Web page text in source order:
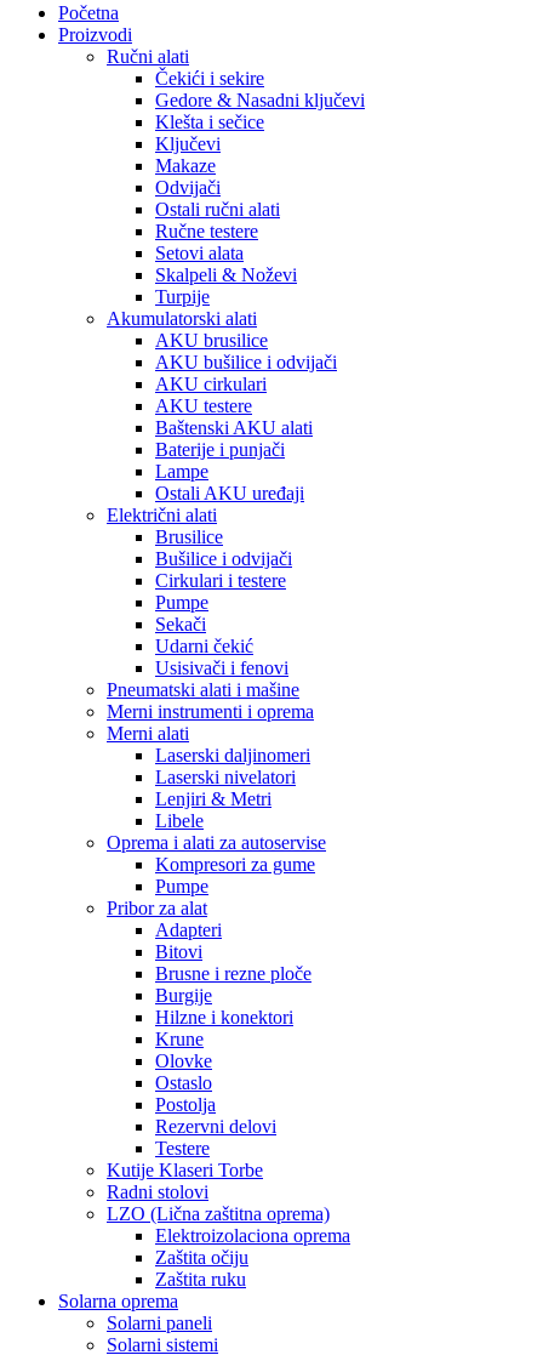
Početna
Proizvodi
Ručni alati
Čekići i sekire
Gedore & Nasadni ključevi
Klešta i sečice
Ključevi
Makaze
Odvijači
Ostali ručni alati
Ručne testere
Setovi alata
Skalpeli & Noževi
Turpije
Akumulatorski alati
AKU brusilice
AKU bušilice i odvijači
AKU cirkulari
AKU testere
Baštenski AKU alati
Baterije i punjači
Lampe
Ostali AKU uređaji
Električni alati
Brusilice
Bušilice i odvijači
Cirkulari i testere
Pumpe
Sekači
Udarni čekić
Usisivači i fenovi
Pneumatski alati i mašine
Merni instrumenti i oprema
Merni alati
Laserski daljinomeri
Laserski nivelatori
Lenjiri & Metri
Libele
Oprema i alati za autoservise
Kompresori za gume
Pumpe
Pribor za alat
Adapteri
Bitovi
Brusne i rezne ploče
Burgije
Hilzne i konektori
Krune
Olovke
Ostaslo
Postolja
Rezervni delovi
Testere
Kutije Klaseri Torbe
Radni stolovi
LZO (Lična zaštitna oprema)
Elektroizolaciona oprema
Zaštita očiju
Zaštita ruku
Solarna oprema
Solarni paneli
Solarni sistemi